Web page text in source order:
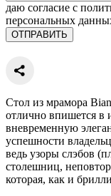
даю согласие с
персональных
Стол из мрамора
отлично впишется в
вневременную
успешности
ведь узоры слэбов
столешниц,
которая, как и